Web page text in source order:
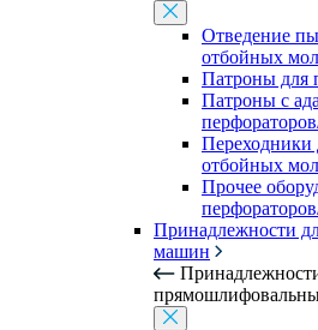
Отведение
отбойных
Патроны для
Патроны с
Переходники
отбойных
Прочее
Принадлежности
машин